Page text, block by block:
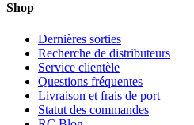
Shop
Dernières sorties
Recherche de distributeurs
Service clientèle
Questions fréquentes
Livraison et frais de port
Statut des commandes